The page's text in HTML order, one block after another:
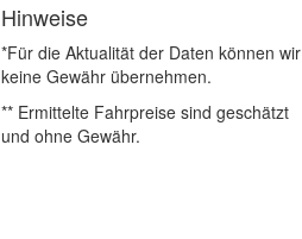
Hinweise
*Für die Aktualität der Daten können wir
keine Gewähr übernehmen.
** Ermittelte Fahrpreise sind geschätzt
und ohne Gewähr.